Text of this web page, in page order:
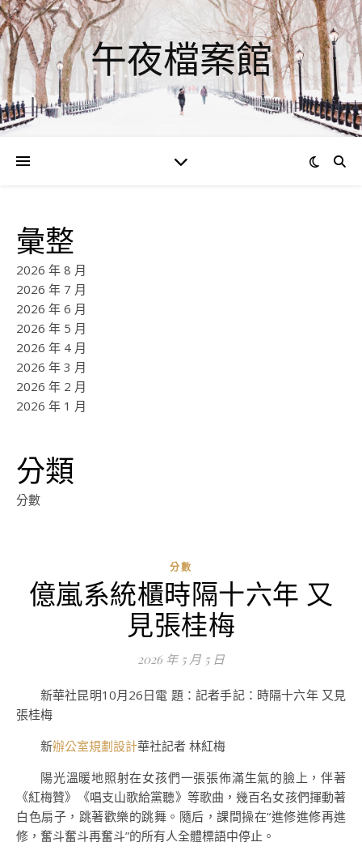
午夜檔案館
彙整
2026 年 8 月
2026 年 7 月
2026 年 6 月
2026 年 5 月
2026 年 4 月
2026 年 3 月
2026 年 2 月
2026 年 1 月
分類
分數
分數
億嵐系統櫃時隔十六年 又
見張桂梅
2026 年 5 月 5 日
新華社昆明10月26日電 題：記者手記：時隔十六年 又見
張桂梅
新辦公室規劃設計華社記者 林紅梅
陽光溫暖地照射在女孩們一張張佈滿生氣的臉上，伴著
《紅梅贊》《唱支山歌給黨聽》等歌曲，幾百名女孩們揮動著
白色扇子，跳著歡樂的跳舞。隨后，課間操在“進修進修再進
修，奮斗奮斗再奮斗”的所有人全體標語中停止。